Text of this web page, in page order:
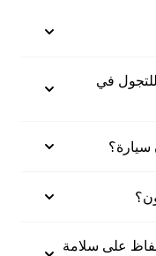
في
سيارة؟
على سلامة